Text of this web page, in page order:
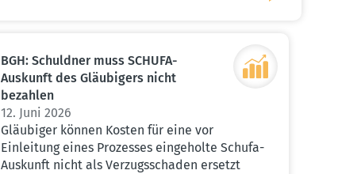
BGH: Schuldner muss SCHUFA-
Auskunft des Gläubigers nicht
bezahlen
12. Juni 2026
Gläubiger können Kosten für eine vor
Einleitung eines Prozesses eingeholte Schufa-
Auskunft nicht als Verzugsschaden ersetzt